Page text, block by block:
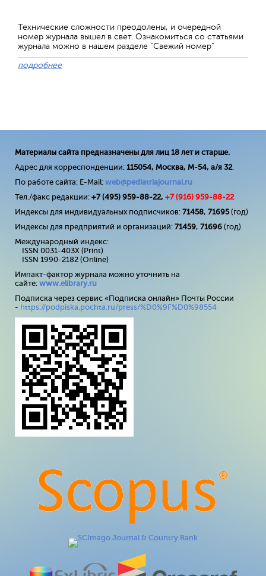
Технические сложности преодолены, и очередной
номер журнала вышел в свет. Ознакомиться со статьями
журнала можно в нашем разделе "Свежий номер"
подробнее
Материалы сайта предназначены для лиц 18 лет и старше.
Адрес для корреспонденции: 115054, Москва, М-54, а/я 32.
По работе сайта: E-Mail: web@pediatriajournal.ru
Тел./факс редакции: +7 (495) 959-88-22, +7 (916) 959-88-22
Индексы для индивидуальных подписчиков: 71458, 71695(год)
Индексы для предприятий и организаций: 71459, 71696 (год)
Международный индекс:
ISSN 0031-403X (Print)
ISSN 1990-2182 (Online)
Импакт-фактор журнала можно уточнить на
сайте: www.elibrary.ru
Подписка через сервис «Подписка онлайн» Почты России
- https://podpiska.pochta.ru/press/%D0%9F%D0%98554